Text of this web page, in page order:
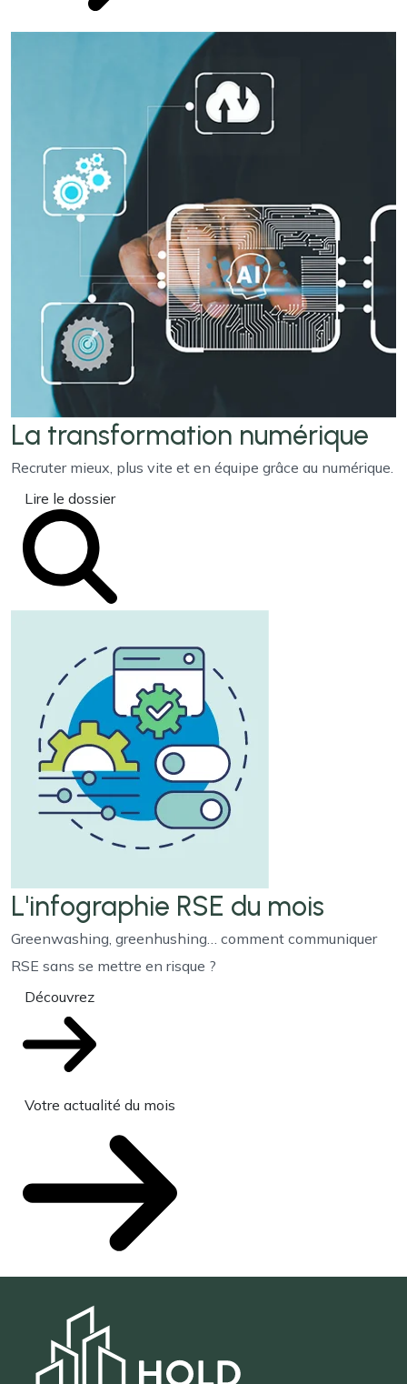
La transformation numérique
Recruter mieux, plus vite et en équipe grâce au numérique.
Lire le dossier
L'infographie RSE du mois
Greenwashing, greenhushing… comment communiquer
RSE sans se mettre en risque ?
Découvrez
Votre actualité du mois